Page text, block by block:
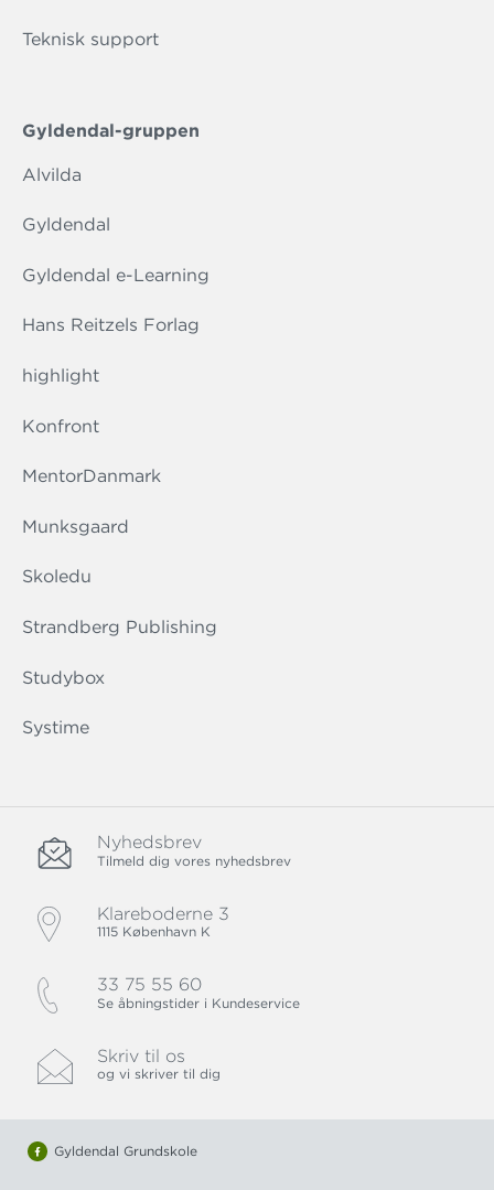
Teknisk support
Gyldendal-gruppen
Alvilda
Gyldendal
Gyldendal e-Learning
Hans Reitzels Forlag
highlight
Konfront
MentorDanmark
Munksgaard
Skoledu
Strandberg Publishing
Studybox
Systime
Nyhedsbrev
Tilmeld dig vores nyhedsbrev
Klareboderne 3
1115 København K
33 75 55 60
Se åbningstider i Kundeservice
Skriv til os
og vi skriver til dig
Gyldendal Grundskole